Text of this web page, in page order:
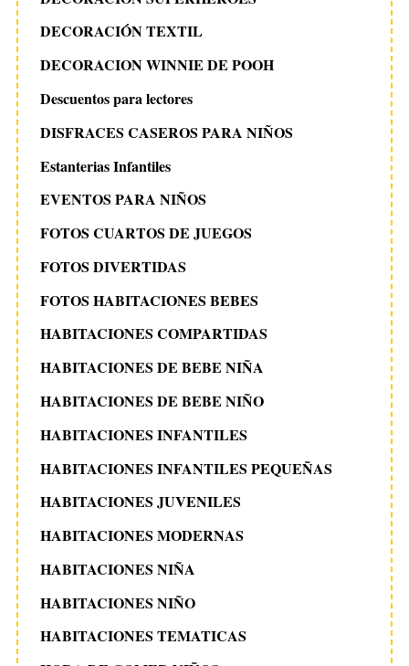
DECORACIÓN TEXTIL
DECORACION WINNIE DE POOH
Descuentos para lectores
DISFRACES CASEROS PARA NIÑOS
Estanterias Infantiles
EVENTOS PARA NIÑOS
FOTOS CUARTOS DE JUEGOS
FOTOS DIVERTIDAS
FOTOS HABITACIONES BEBES
HABITACIONES COMPARTIDAS
HABITACIONES DE BEBE NIÑA
HABITACIONES DE BEBE NIÑO
HABITACIONES INFANTILES
HABITACIONES INFANTILES PEQUEÑAS
HABITACIONES JUVENILES
HABITACIONES MODERNAS
HABITACIONES NIÑA
HABITACIONES NIÑO
HABITACIONES TEMATICAS